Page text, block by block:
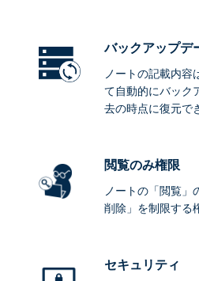
バックアップデ
ノートの記載内容
て自動的にバック
去の時点に復元で
閲覧のみ権限
ノートの「閲覧」
削除」を制限する
セキュリティ